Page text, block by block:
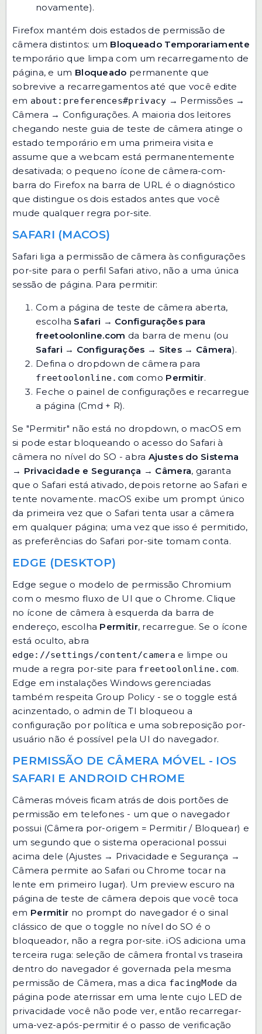
novamente).
Firefox mantém dois estados de permissão de
câmera distintos: um Bloqueado Temporariamente
temporário que limpa com um recarregamento de
página, e um Bloqueado permanente que
sobrevive a recarregamentos até que você edite
em about:preferences#privacy → Permissões →
Câmera → Configurações. A maioria dos leitores
chegando neste guia de teste de câmera atinge o
estado temporário em uma primeira visita e
assume que a webcam está permanentemente
desativada; o pequeno ícone de câmera-com-
barra do Firefox na barra de URL é o diagnóstico
que distingue os dois estados antes que você
mude qualquer regra por-site.
SAFARI (MACOS)
Safari liga a permissão de câmera às configurações
por-site para o perfil Safari ativo, não a uma única
sessão de página. Para permitir:
Com a página de teste de câmera aberta,
escolha Safari → Configurações para
freetoolonline.com da barra de menu (ou
Safari → Configurações → Sites → Câmera).
Defina o dropdown de câmera para
freetoolonline.com como Permitir.
Feche o painel de configurações e recarregue
a página (Cmd + R).
Se "Permitir" não está no dropdown, o macOS em
si pode estar bloqueando o acesso do Safari à
câmera no nível do SO - abra Ajustes do Sistema
→ Privacidade e Segurança → Câmera, garanta
que o Safari está ativado, depois retorne ao Safari e
tente novamente. macOS exibe um prompt único
da primeira vez que o Safari tenta usar a câmera
em qualquer página; uma vez que isso é permitido,
as preferências do Safari por-site tomam conta.
EDGE (DESKTOP)
Edge segue o modelo de permissão Chromium
com o mesmo fluxo de UI que o Chrome. Clique
no ícone de câmera à esquerda da barra de
endereço, escolha Permitir, recarregue. Se o ícone
está oculto, abra
edge://settings/content/camera e limpe ou
mude a regra por-site para freetoolonline.com.
Edge em instalações Windows gerenciadas
também respeita Group Policy - se o toggle está
acinzentado, o admin de TI bloqueou a
configuração por política e uma sobreposição por-
usuário não é possível pela UI do navegador.
PERMISSÃO DE CÂMERA MÓVEL - IOS
SAFARI E ANDROID CHROME
Câmeras móveis ficam atrás de dois portões de
permissão em telefones - um que o navegador
possui (Câmera por-origem = Permitir / Bloquear) e
um segundo que o sistema operacional possui
acima dele (Ajustes → Privacidade e Segurança →
Câmera permite ao Safari ou Chrome tocar na
lente em primeiro lugar). Um preview escuro na
página de teste de câmera depois que você toca
em Permitir no prompt do navegador é o sinal
clássico de que o toggle no nível do SO é o
bloqueador, não a regra por-site. iOS adiciona uma
terceira ruga: seleção de câmera frontal vs traseira
dentro do navegador é governada pela mesma
permissão de Câmera, mas a dica facingMode da
página pode aterrissar em uma lente cujo LED de
privacidade você não pode ver, então recarregar-
uma-vez-após-permitir é o passo de verificação